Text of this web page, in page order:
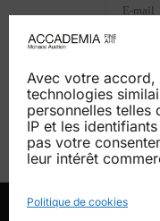
Avec votre accord,
technologies
personnelles telles
IP et les
pas votre
leur intérêt
Politique de cookies